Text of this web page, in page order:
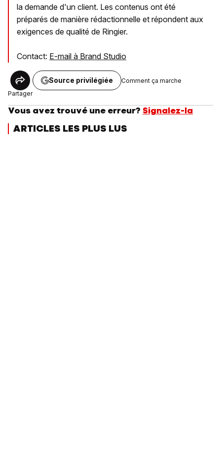
la demande d'un client. Les contenus ont été
préparés de manière rédactionnelle et répondent aux
exigences de qualité de Ringier.
Contact: E-mail à Brand Studio
Partager
Source privilégiée Comment ça marche
Vous avez trouvé une erreur? Signalez-la
ARTICLES LES PLUS LUS